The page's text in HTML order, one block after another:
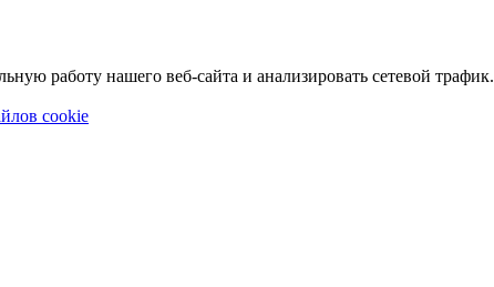
работу нашего веб-сайта и анализировать сетевой трафик.
cookie